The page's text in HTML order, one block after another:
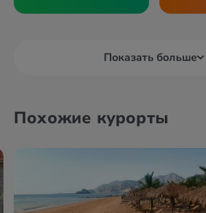
Показать больше
Похожие курорты